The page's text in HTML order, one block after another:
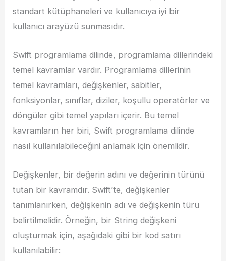
standart kütüphaneleri ve kullanıcıya iyi bir
kullanıcı arayüzü sunmasıdır.
Swift programlama dilinde, programlama dillerindeki
temel kavramlar vardır. Programlama dillerinin
temel kavramları, değişkenler, sabitler,
fonksiyonlar, sınıflar, diziler, koşullu operatörler ve
döngüler gibi temel yapıları içerir. Bu temel
kavramların her biri, Swift programlama dilinde
nasıl kullanılabileceğini anlamak için önemlidir.
Değişkenler, bir değerin adını ve değerinin türünü
tutan bir kavramdır. Swift’te, değişkenler
tanımlanırken, değişkenin adı ve değişkenin türü
belirtilmelidir. Örneğin, bir String değişkeni
oluşturmak için, aşağıdaki gibi bir kod satırı
kullanılabilir: